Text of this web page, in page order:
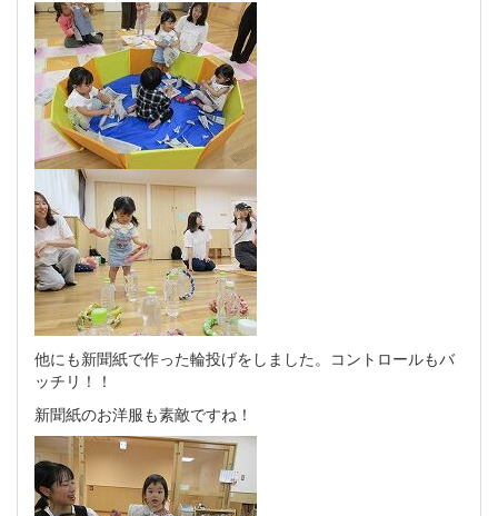
他にも新聞紙で作った輪投げをしました。コントロールもバ
ッチリ！！
新聞紙のお洋服も素敵ですね！